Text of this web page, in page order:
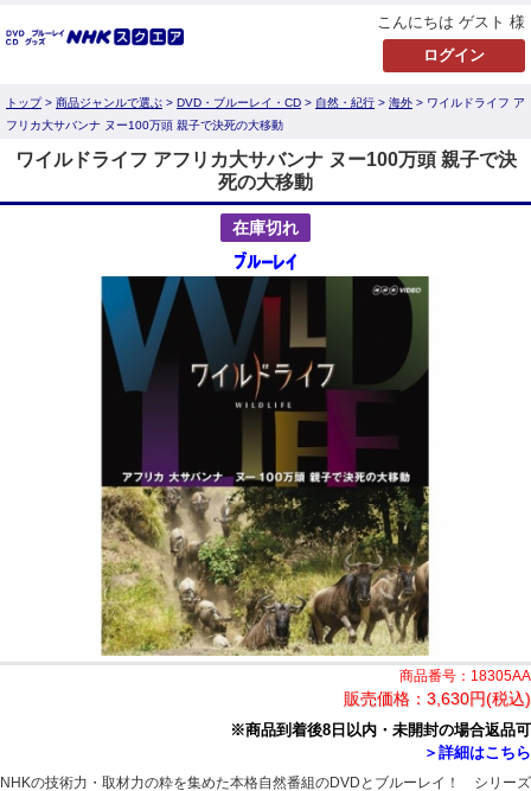
こんにちは ゲスト 様
トップ> 商品ジャンルで選ぶ > DVD・ブルーレイ・CD > 自然・紀行 > 海外 > ワイルドライフ ア
フリカ大サバンナ ヌー100万頭 親子で決死の大移動
ワイルドライフ アフリカ大サバンナ ヌー100万頭 親子で決
死の大移動
在庫切れ
商品番号：18305AA
販売価格： 3,630円(税込)
※商品到着後8日以内・未開封の場合返品可
＞詳細はこちら
NHKの技術力・取材力の粋を集めた本格自然番組のDVDとブルーレイ！ シリーズ